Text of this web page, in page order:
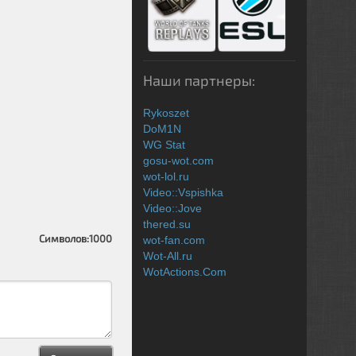
Символов:1000
Наши партнеры:
Rykoszet
DoM1N
WG Stat
gosu-wot.com
wot-lol.ru
Video::Vspishka
Video::Jove
thered.su
wot-fan.com
Wot-All.ru
WotActions.Com